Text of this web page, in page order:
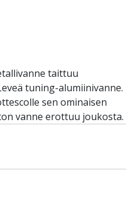
taittuu
tuning-alumiinivanne.
sen ominaisen
vanne erottuu joukosta.